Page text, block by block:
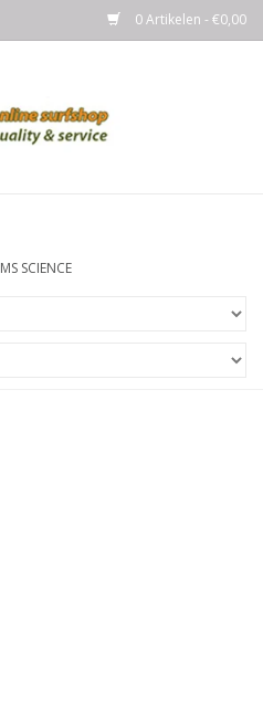
0 Artikelen - €0,00
MS SCIENCE